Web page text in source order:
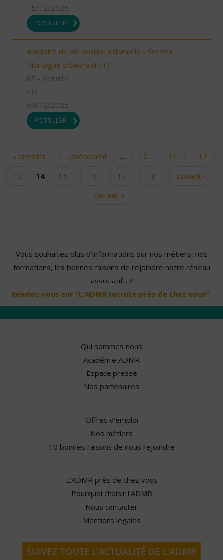
15/12/2025
POSTULER
Auxiliaire de vie sociale à domicile - Secteur
Mortagne s/Sèvre (H/F)
85 - Vendée
CDI
04/12/2025
POSTULER
Pages
« premier ‹ précédent … 10 11
12
13
14 15 16 17 18
suivant ›
dernier »
Vous souhaitez plus d'informations sur nos métiers, nos
formations, les bonnes raisons de rejoindre notre réseau
associatif... ?
Rendez-vous sur "L'ADMR recrute près de chez vous".
Qui sommes nous
Académie ADMR
Espace presse
Nos partenaires
Offres d'emploi
Nos métiers
10 bonnes raisons de nous rejoindre
L'ADMR près de chez vous
Pourquoi choisir l'ADMR
Nous contacter
Mentions légales